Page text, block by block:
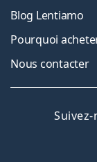
Blog Lentiamo
Pourquoi
Nous contacter